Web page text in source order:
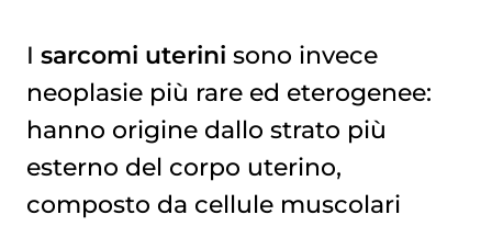
I sarcomi uterini sono invece
neoplasie più rare ed eterogenee:
hanno origine dallo strato più
esterno del corpo uterino,
composto da cellule muscolari